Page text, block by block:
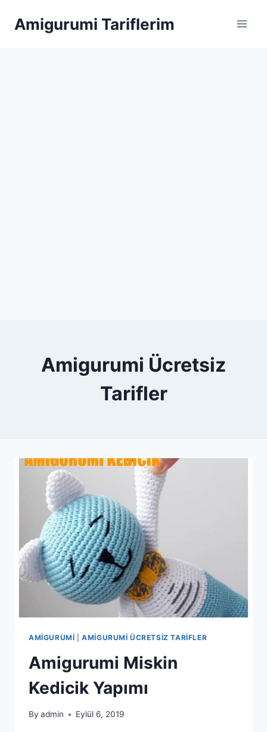
Amigurumi Tariflerim
Amigurumi Ücretsiz
Tarifler
AMIGURUMI |AMIGURUMI ÜCRETSIZ TARIFLER
Amigurumi Miskin
Kedicik Yapımı
By admin Eylül 6, 2019